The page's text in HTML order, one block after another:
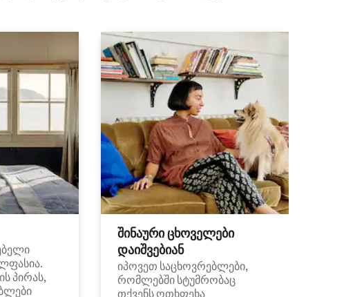
პირას,
შინაური ცხოველები
დაიშვებიან
იპოვეთ საცხოვრებლები,
რომლებში სტუმრობაც
თქვენს ოთხფეხა